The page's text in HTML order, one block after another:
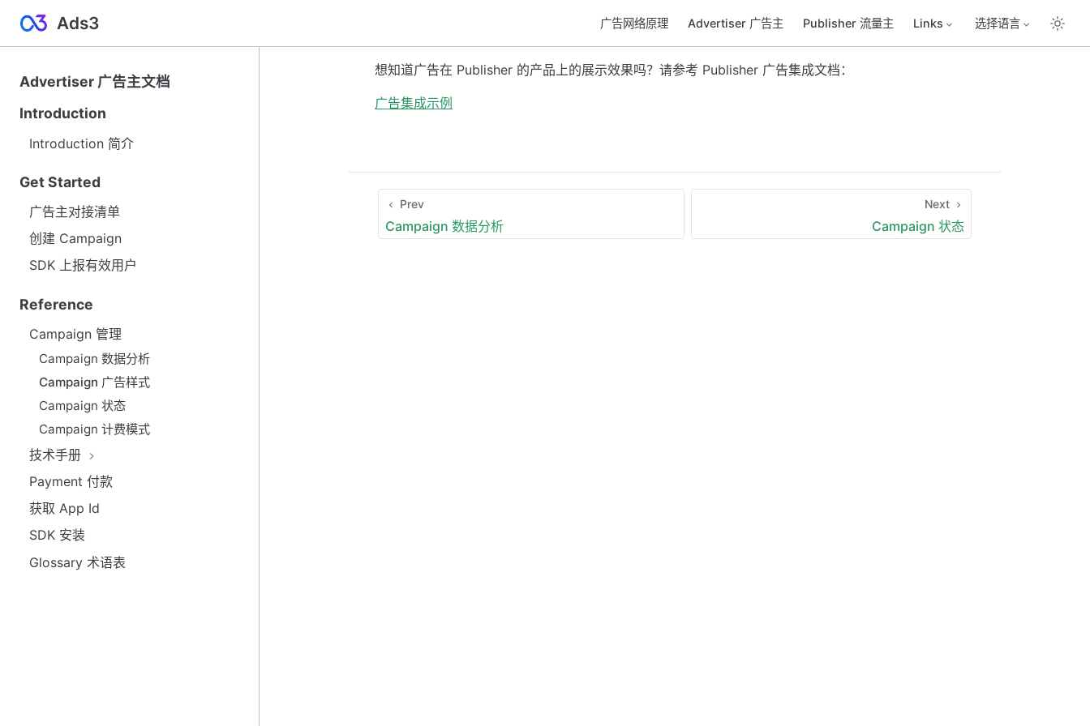
Ads3 广告网络原理 Advertiser 广告主 Publisher 流量主 Links 选择语言
Advertiser 广告主文档
Introduction
Introduction 简介
Get Started
广告主对接清单
创建 Campaign
SDK 上报有效用户
Reference
Campaign 管理
Campaign 数据分析
Campaign 广告样式
Campaign 状态
Campaign 计费模式
技术手册
Payment 付款
获取 App Id
SDK 安装
Glossary 术语表
想知道广告在 Publisher 的产品上的展示效果吗？请参考 Publisher 广告集成文档：
广告集成示例
Prev
Campaign 数据分析
Next
Campaign 状态